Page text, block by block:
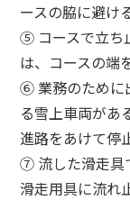
ースの脇に避け
⑤ コースで立ち
は、コースの端
⑥ 業務のために
る雪上車両があ
進路をあけて停
⑦ 流した滑走具
滑走用具に流れ